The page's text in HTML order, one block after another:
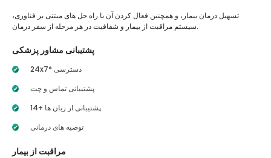
تسهیل درمان بیمار، و همچنین فعال کردن آن با راه حل های مبتنی بر فناوری،
سیستم مراقبت از بیمار و شفافیت در هر مرحله از سفر درمان.
پشتیبانی مشاور پزشکی
24x7* دسترسی
پشتیبانی تماس و چت
14+ پشتیبانی از زبان ها
توصیه های درمانی
مراقبت از بیمار